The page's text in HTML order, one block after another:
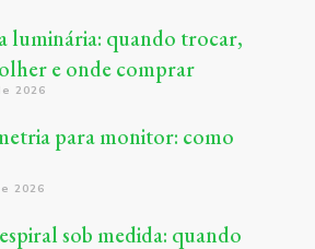
luminária: quando trocar,
e onde comprar
2026
para monitor: como
2026
sob medida: quando